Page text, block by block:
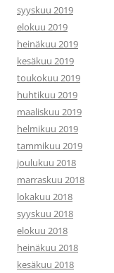
syyskuu 2019
elokuu 2019
heinäkuu 2019
kesäkuu 2019
toukokuu 2019
huhtikuu 2019
maaliskuu 2019
helmikuu 2019
tammikuu 2019
joulukuu 2018
marraskuu 2018
lokakuu 2018
syyskuu 2018
elokuu 2018
heinäkuu 2018
kesäkuu 2018